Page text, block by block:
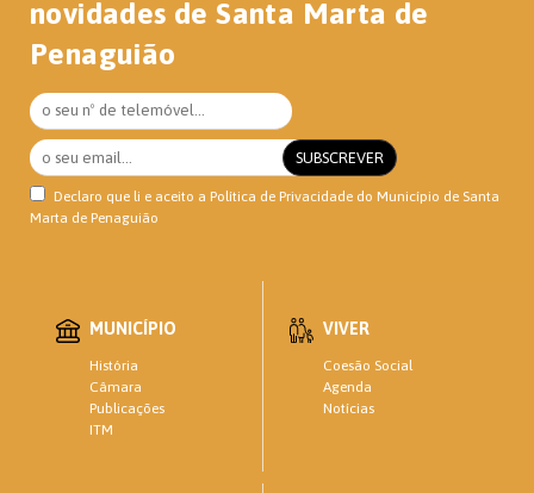
novidades de Santa Marta de
Penaguião
Declaro que li e aceito a Política de Privacidade do Município de Santa
Marta de Penaguião
MUNICÍPIO
História
Câmara
Publicações
ITM
VIVER
Coesão Social
Agenda
Notícias